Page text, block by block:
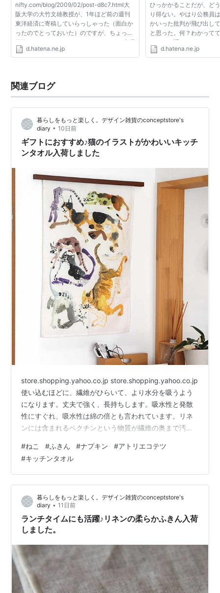
nifty.com/blog/2009/02/post-d8c7.html大
阪大学の大竹文雄教授が、1年ほど前の週刊
東洋経済に寄稿していらっしゃった（面白か
ったのでとっておいた）のですが、ちょっと
要約します++++++++++++++++++++市場
競争とセーフティネットという、経済学者が
d.hatena.ne.jp
ひっかかることだが、ど
り得ない。やはり公務員
かいった批判が飛び出し
と思った。何？わかって
て？その通りだけど。な
むしろコネや口聞き採用
d.hatena.ne.jp
関連ブログ
暮らしをもっと楽しく。デザイン雑貨のconceptstore's
diary • 10日前
ギフトにおすすめ♪猫のイラストがかわいいキッチ
ンタオル入荷しました
store.shopping.yahoo.co.jp store.shopping.yahoo.co.jp
使い込むほどに、繊維がひらいて、より水分を吸うよう
になります。丈夫で強く、長持ちします。吸水性と発散
性にすぐれ、吸水性は綿の倍とも言われています。リネ
ンには含まれるペクチンという物質が繊維の奥まで汚れ
ちやすいのが特徴です。欧米では、食器拭きとして古く
から親しまれています。食器拭きの他に炊飯器やコーヒ
ーメーカーの上に被せて埃よけとしたり、ナフキンみた
いにお弁当箱を包んだり、折りたたんで洗ったお皿を伏
せ乾かしたり、お子様のお食事時にサッと首元…
#ねこ #ふきん #ナプキン #アトリエコテツ
#キッチンタオル
暮らしをもっと楽しく。デザイン雑貨のconceptstore's
diary • 11日前
ランチタイムにも活躍♪リネンの柔らかふきん入荷
しました。